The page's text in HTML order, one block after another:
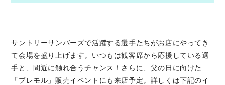
サントリーサンバーズで活躍する選手たちがお店にやってき
て会場を盛り上げます。いつもは観客席から応援している選
手と、間近に触れ合うチャンス！さらに、父の日に向けた
「プレモル」販売イベントにも来店予定。詳しくは下記のイ